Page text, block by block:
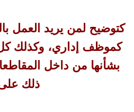
كتوضيح لمن يريد العمل
كموظف إداري، وكذلك كل
بشأنها من داخل
ذلك